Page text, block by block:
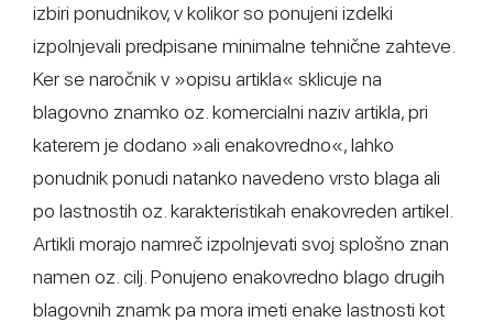
izbiri ponudnikov, v kolikor so ponujeni izdelki
izpolnjevali predpisane minimalne tehnične zahteve.
Ker se naročnik v »opisu artikla« sklicuje na
blagovno znamko oz. komercialni naziv artikla, pri
katerem je dodano »ali enakovredno«, lahko
ponudnik ponudi natanko navedeno vrsto blaga ali
po lastnostih oz. karakteristikah enakovreden artikel.
Artikli morajo namreč izpolnjevati svoj splošno znan
namen oz. cilj. Ponujeno enakovredno blago drugih
blagovnih znamk pa mora imeti enake lastnosti kot